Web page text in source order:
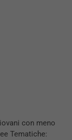
con meno
Tematiche: